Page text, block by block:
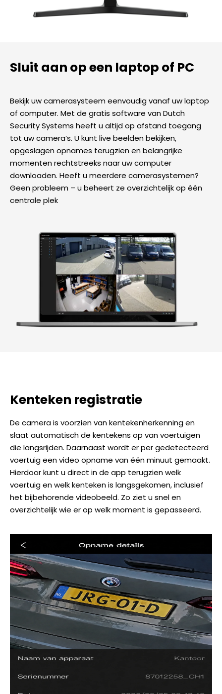
Sluit aan op een laptop of PC
Bekijk uw camerasysteem eenvoudig vanaf uw laptop
of computer. Met de gratis software van Dutch
Security Systems heeft u altijd op afstand toegang
tot uw camera’s. U kunt live beelden bekijken,
opgeslagen opnames terugzien en belangrijke
momenten rechtstreeks naar uw computer
downloaden. Heeft u meerdere camerasystemen?
Geen probleem – u beheert ze overzichtelijk op één
centrale plek
Kenteken registratie
De camera is voorzien van kentekenherkenning en
slaat automatisch de kentekens op van voertuigen
die langsrijden. Daarnaast wordt er per gedetecteerd
voertuig een video opname van één minuut gemaakt.
Hierdoor kunt u direct in de app terugzien welk
voertuig en welk kenteken is langsgekomen, inclusief
het bijbehorende videobeeld. Zo ziet u snel en
overzichtelijk wie er op welk moment is gepasseerd.